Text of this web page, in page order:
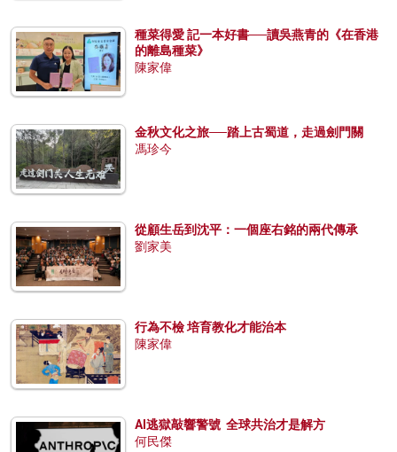
種菜得愛 記一本好書──讀吳燕青的《在香港
的離島種菜》
陳家偉
金秋文化之旅──踏上古蜀道，走過劍門關
馮珍今
從顧生岳到沈平：一個座右銘的兩代傳承
劉家美
行為不檢 培育教化才能治本
陳家偉
AI逃獄敲響警號 全球共治才是解方
何民傑